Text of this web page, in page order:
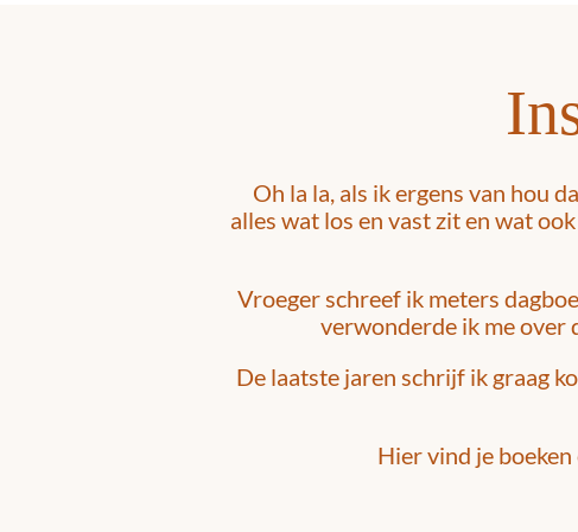
Oh la la, als ik ergens van hou
alles wat los en vast zit en wat
Vroeger schreef ik meters
verwonderde ik me over
De laatste jaren schrijf ik graag
Hier vind je